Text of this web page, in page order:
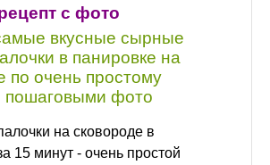
с фото
вкусные сырные
в панировке на
по очень простому
пошаговыми фото